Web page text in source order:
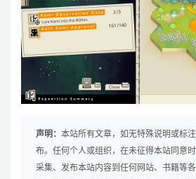
声明： 本站所有文章，如无特殊说明或标
布。任何个人或组织，在未征得本站同意时
采集、发布本站内容到任何网站、书籍等